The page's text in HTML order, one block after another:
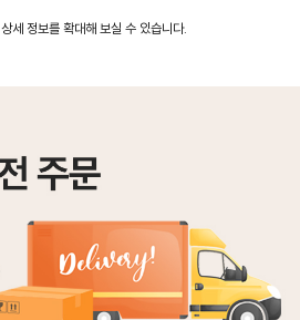
상세 정보를 확대해 보실 수 있습니다.